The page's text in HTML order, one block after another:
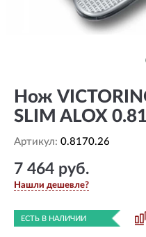
Нож
SLIM ALOX
Артикул: 0.8170.26
7 464 руб.
Нашли дешевле?
ЕСТЬ В НАЛИЧИИ